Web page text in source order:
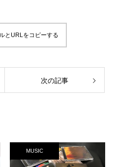
とURLをコピーする
次の記事
MUSIC